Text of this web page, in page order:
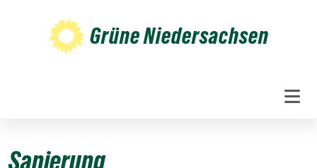
Grüne Niedersachsen
Sanierung